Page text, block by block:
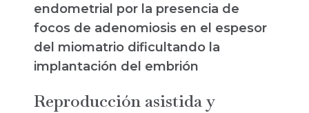
endometrial por la presencia de
focos de adenomiosis en el espesor
del miomatrio dificultando la
implantación del embrión
Reproducción asistida y